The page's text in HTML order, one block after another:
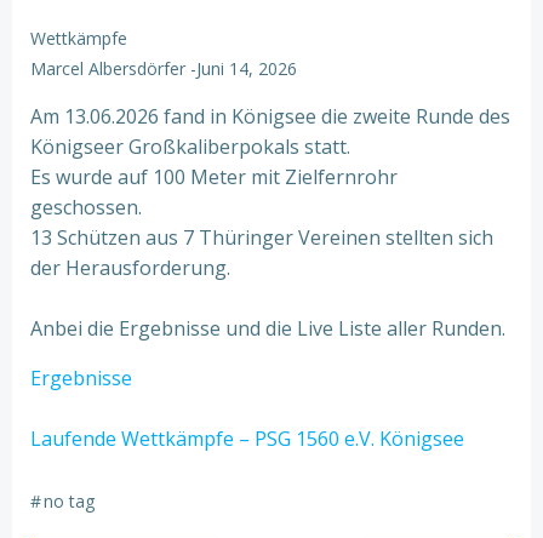
Wettkämpfe
Marcel Albersdörfer -Juni 14, 2026
Am 13.06.2026 fand in Königsee die zweite Runde des
Königseer Großkaliberpokals statt.
Es wurde auf 100 Meter mit Zielfernrohr
geschossen.
13 Schützen aus 7 Thüringer Vereinen stellten sich
der Herausforderung.
Anbei die Ergebnisse und die Live Liste aller Runden.
Ergebnisse
Laufende Wettkämpfe – PSG 1560 e.V. Königsee
#no tag